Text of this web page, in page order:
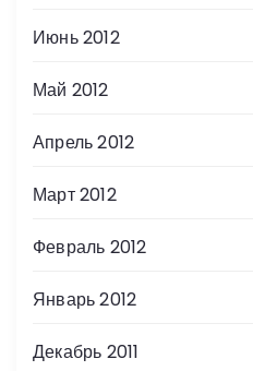
Июнь 2012
Май 2012
Апрель 2012
Март 2012
Февраль 2012
Январь 2012
Декабрь 2011